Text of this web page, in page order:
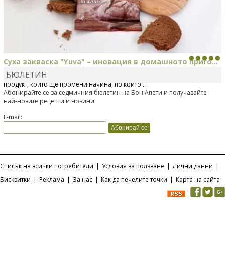
Суха закваска "Yuva" – иновация в домашното приго...
Отскоро Лесафр България стартира предлагането на изцяло нов
продукт, който ще промени начина, по който...
БЮЛЕТИН
Абонирайте се за седмичния бюлетин на Бон Апети и получавайте
най-новите рецепти и новини
E-mail:
Списък на всички потребители | Условия за ползване | Лични данни |
Бисквитки | Реклама | За нас | Как да печелите точки | Карта на сайта